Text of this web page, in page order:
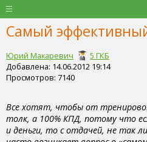
Самый
Юрий Макаревич
5 ГКБ
Добавлена: 14.06.2012 19:14
Просмотров: 7140
Все хотят, чтобы от
толк, а 100% КПД, потому что
и деньги, то с отдачей, не так